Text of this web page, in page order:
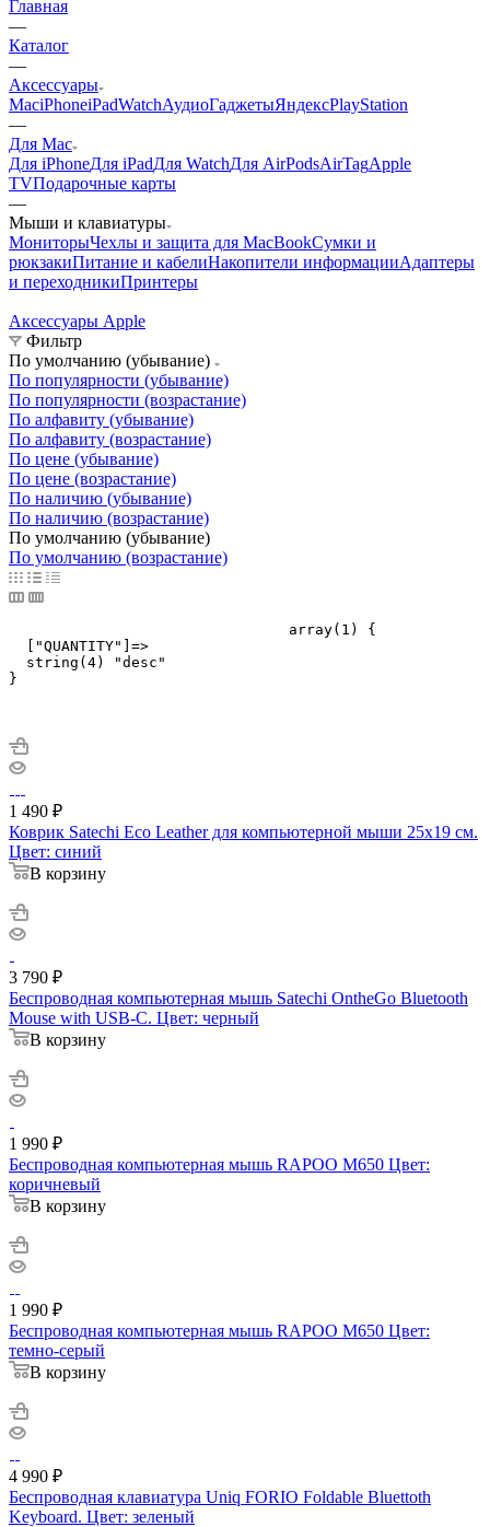
Главная
—
Каталог
—
Аксессуары
MaciPhoneiPadWatchАудиоГаджетыЯндексPlayStation
—
Для Mac
Для iPhoneДля iPadДля WatchДля AirPodsAirTagApple
TVПодарочные карты
—
Мыши и клавиатуры
МониторыЧехлы и защита для MacBookСумки и
рюкзакиПитание и кабелиНакопители информацииАдаптеры
и переходникиПринтеры
Аксессуары Apple
Фильтр
По умолчанию (убывание)
По популярности (убывание)
По популярности (возрастание)
По алфавиту (убывание)
По алфавиту (возрастание)
По цене (убывание)
По цене (возрастание)
По наличию (убывание)
По наличию (возрастание)
По умолчанию (убывание)
По умолчанию (возрастание)
  ["QUANTITY"]=>
  string(4) "desc"
}
1 490 ₽
Коврик Satechi Eco Leather для компьютерной мыши 25x19 см.
Цвет: синий
В корзину
3 790 ₽
Беспроводная компьютерная мышь Satechi OntheGo Bluetooth
Mouse with USB-C. Цвет: черный
В корзину
1 990 ₽
Беспроводная компьютерная мышь RAPOO M650 Цвет:
коричневый
В корзину
1 990 ₽
Беспроводная компьютерная мышь RAPOO M650 Цвет:
темно-серый
В корзину
4 990 ₽
Беспроводная клавиатура Uniq FORIO Foldable Bluettoth
Keyboard. Цвет: зеленый